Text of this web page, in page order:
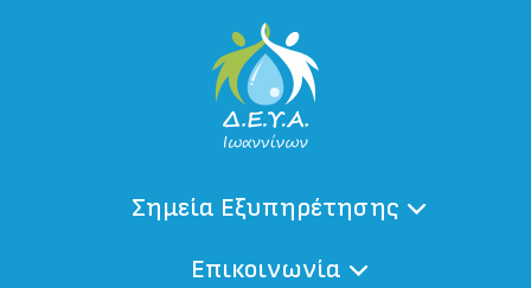
Σημεία Εξυπηρέτησης
Επικοινωνία